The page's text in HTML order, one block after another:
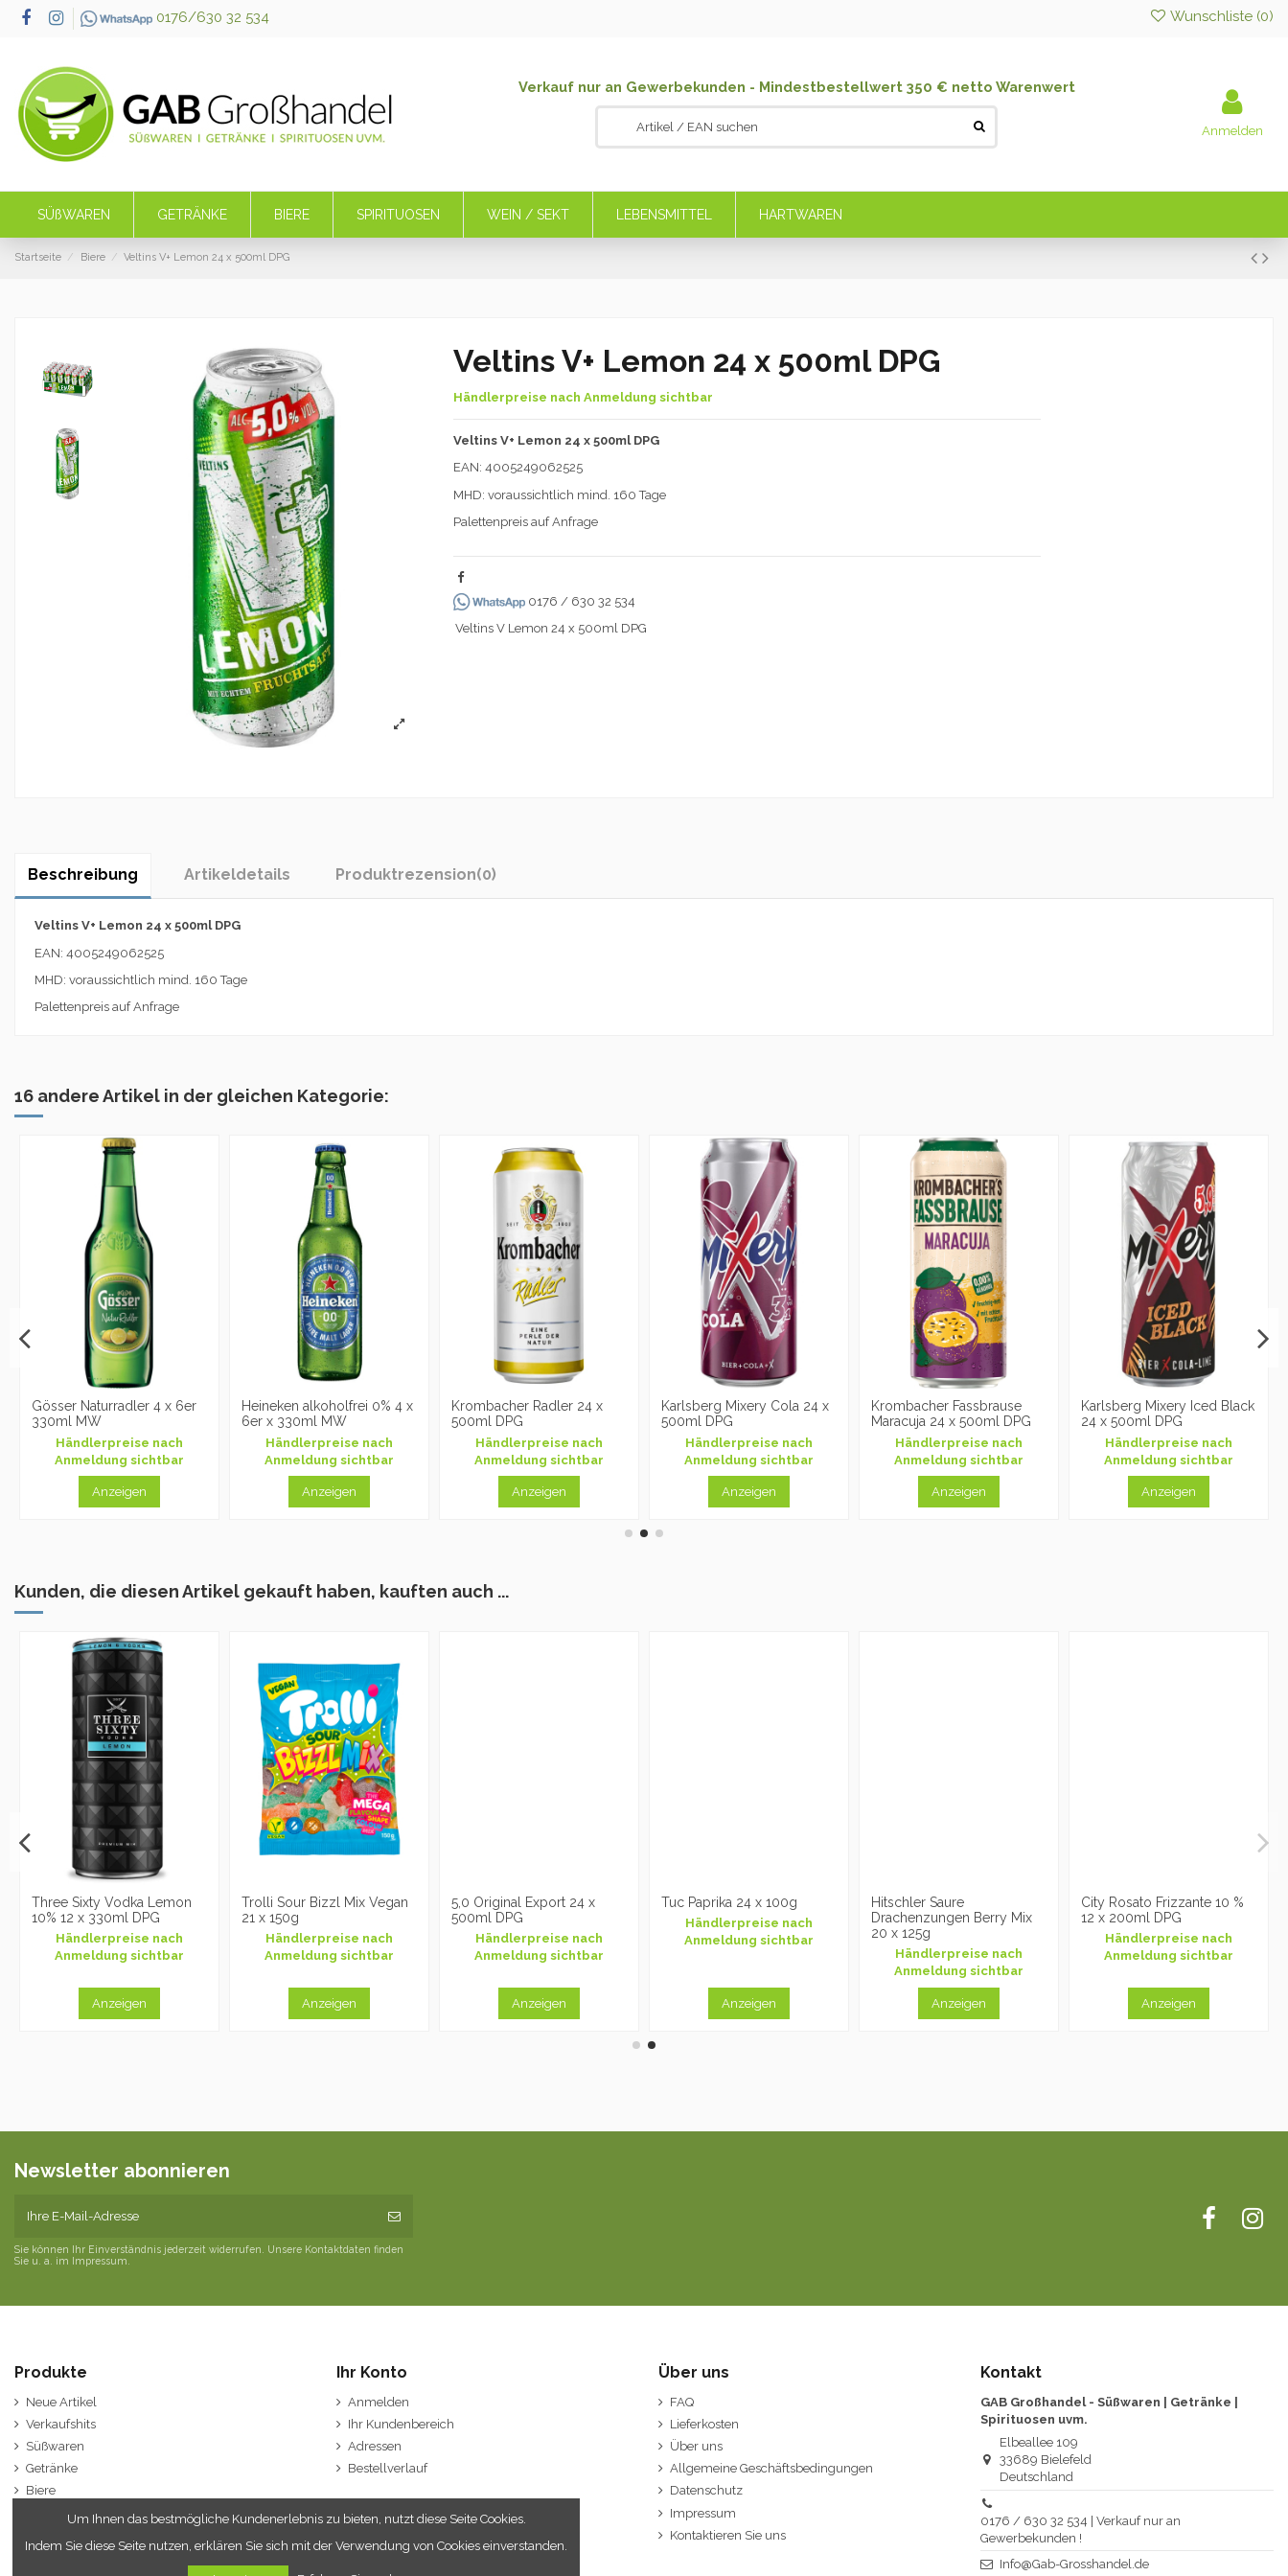
0176/630 32 534 Wunschliste (0)
Verkauf nur an Gewerbekunden - Mindestbestellwert 350 € netto Warenwert
Anmelden
SÜßWAREN GETRÄNKE BIERE SPIRITUOSEN WEIN / SEKT LEBENSMITTEL HARTWAREN
Startseite Biere Veltins V+ Lemon 24 x 500ml DPG
Veltins V+ Lemon 24 x 500ml DPG
Händlerpreise nach Anmeldung sichtbar
Veltins V+ Lemon 24 x 500ml DPG
EAN: 4005249062525
MHD: voraussichtlich mind. 160 Tage
Palettenpreis auf Anfrage
0176 / 630 32 534
Veltins V Lemon 24 x 500ml DPG
Beschreibung Artikeldetails Produktrezension(0)
Veltins V+ Lemon 24 x 500ml DPG
EAN: 4005249062525
MHD: voraussichtlich mind. 160 Tage
Palettenpreis auf Anfrage
16 andere Artikel in der gleichen Kategorie:
Gösser Naturradler 4 x 6er
330ml MW
Händlerpreise nach
Anmeldung sichtbar
Anzeigen
Heineken alkoholfrei 0% 4 x
6er x 330ml MW
Händlerpreise nach
Anmeldung sichtbar
Anzeigen
Krombacher Radler 24 x
500ml DPG
Händlerpreise nach
Anmeldung sichtbar
Anzeigen
Karlsberg Mixery Cola 24 x
500ml DPG
Händlerpreise nach
Anmeldung sichtbar
Anzeigen
Krombacher Fassbrause
Maracuja 24 x 500ml DPG
Händlerpreise nach
Anmeldung sichtbar
Anzeigen
Karlsberg Mixery Iced Black
24 x 500ml DPG
Händlerpreise nach
Anmeldung sichtbar
Anzeigen
Kunden, die diesen Artikel gekauft haben, kauften auch ...
Three Sixty Vodka Lemon
10% 12 x 330ml DPG
Händlerpreise nach
Anmeldung sichtbar
Anzeigen
Trolli Sour Bizzl Mix Vegan
21 x 150g
Händlerpreise nach
Anmeldung sichtbar
Anzeigen
5,0 Original Export 24 x
500ml DPG
Händlerpreise nach
Anmeldung sichtbar
Anzeigen
Tuc Paprika 24 x 100g
Händlerpreise nach
Anmeldung sichtbar
Anzeigen
Hitschler Saure
Drachenzungen Berry Mix
20 x 125g
Händlerpreise nach
Anmeldung sichtbar
Anzeigen
City Rosato Frizzante 10 %
12 x 200ml DPG
Händlerpreise nach
Anmeldung sichtbar
Anzeigen
Newsletter abonnieren
Sie können Ihr Einverständnis jederzeit widerrufen. Unsere Kontaktdaten finden
Sie u. a. im Impressum.
Produkte
Neue Artikel
Verkaufshits
Süßwaren
Getränke
Biere
Spirituosen
Ihr Konto
Anmelden
Ihr Kundenbereich
Adressen
Bestellverlauf
Über uns
FAQ
Lieferkosten
Über uns
Allgemeine Geschäftsbedingungen
Datenschutz
Impressum
Kontaktieren Sie uns
Kontakt
GAB Großhandel - Süßwaren | Getränke |
Spirituosen uvm.
Elbeallee 109
33689 Bielefeld
Deutschland
0176 / 630 32 534 | Verkauf nur an
Gewerbekunden !
Info@Gab-Grosshandel.de
Um Ihnen das bestmögliche Kundenerlebnis zu bieten, nutzt diese Seite Cookies.
Indem Sie diese Seite nutzen, erklären Sie sich mit der Verwendung von Cookies einverstanden.